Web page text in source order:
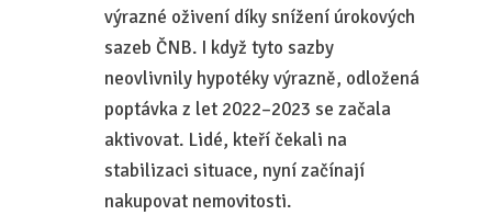
výrazné oživení díky snížení úrokových
sazeb ČNB. I když tyto sazby
neovlivnily hypotéky výrazně, odložená
poptávka z let 2022–2023 se začala
aktivovat. Lidé, kteří čekali na
stabilizaci situace, nyní začínají
nakupovat nemovitosti.